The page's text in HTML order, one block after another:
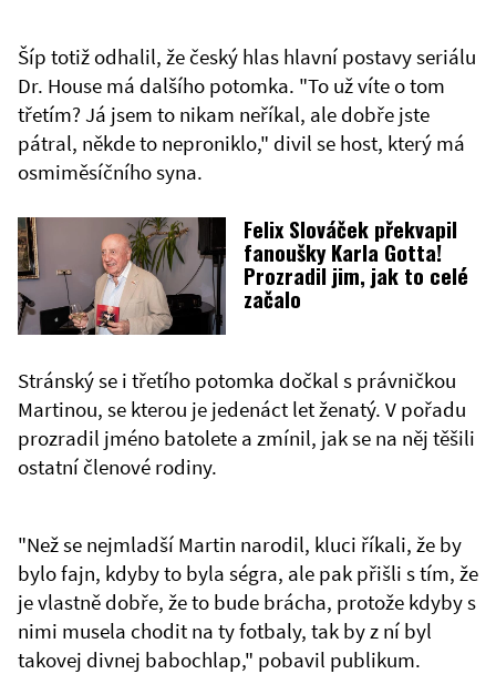
Šíp totiž odhalil, že český hlas hlavní postavy seriálu
Dr. House má dalšího potomka. "To už víte o tom
třetím? Já jsem to nikam neříkal, ale dobře jste
pátral, někde to neproniklo," divil se host, který má
osmiměsíčního syna.
Felix Slováček překvapil
fanoušky Karla Gotta!
Prozradil jim, jak to celé
začalo
Stránský se i třetího potomka dočkal s právničkou
Martinou, se kterou je jedenáct let ženatý. V pořadu
prozradil jméno batolete a zmínil, jak se na něj těšili
ostatní členové rodiny.
"Než se nejmladší Martin narodil, kluci říkali, že by
bylo fajn, kdyby to byla ségra, ale pak přišli s tím, že
je vlastně dobře, že to bude brácha, protože kdyby s
nimi musela chodit na ty fotbaly, tak by z ní byl
takovej divnej babochlap," pobavil publikum.